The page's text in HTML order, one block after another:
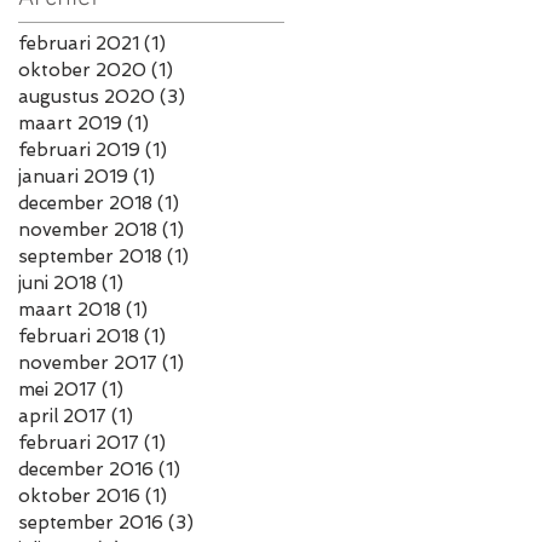
februari 2021 (1)
oktober 2020 (1)
augustus 2020 (3)
maart 2019 (1)
februari 2019 (1)
januari 2019 (1)
december 2018 (1)
november 2018 (1)
september 2018 (1)
juni 2018 (1)
maart 2018 (1)
februari 2018 (1)
november 2017 (1)
mei 2017 (1)
april 2017 (1)
februari 2017 (1)
december 2016 (1)
oktober 2016 (1)
september 2016 (3)